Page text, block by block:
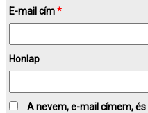
E-mail cím*
Honlap
A nevem, e-mail címem,